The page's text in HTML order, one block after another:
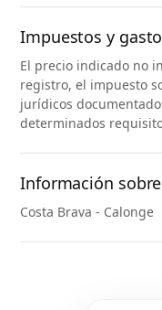
Impuestos y
El precio indicado no
registro, el impuesto
jurídicos
determinados
Información
Costa Brava - Calonge